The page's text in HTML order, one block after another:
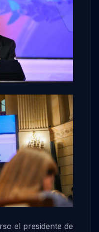
el presidente de